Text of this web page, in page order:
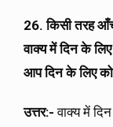
26. किसी तरह
वाक्य में दिन के
आप दिन के लिए
उत्तर:-वाक्य में